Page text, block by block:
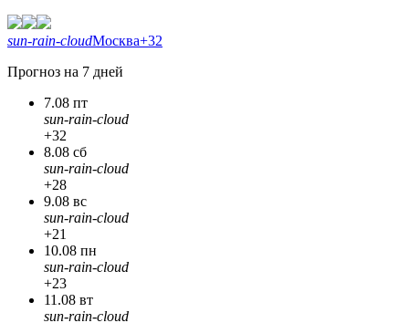
sun-rain-cloudМосква+32
Прогноз на 7 дней
7.08 пт
sun-rain-cloud
+32
8.08 сб
sun-rain-cloud
+28
9.08 вс
sun-rain-cloud
+21
10.08 пн
sun-rain-cloud
+23
11.08 вт
sun-rain-cloud